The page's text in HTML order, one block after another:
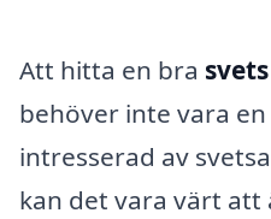
Att hitta en bra
behöver inte vara
intresserad av
kan det vara värt att